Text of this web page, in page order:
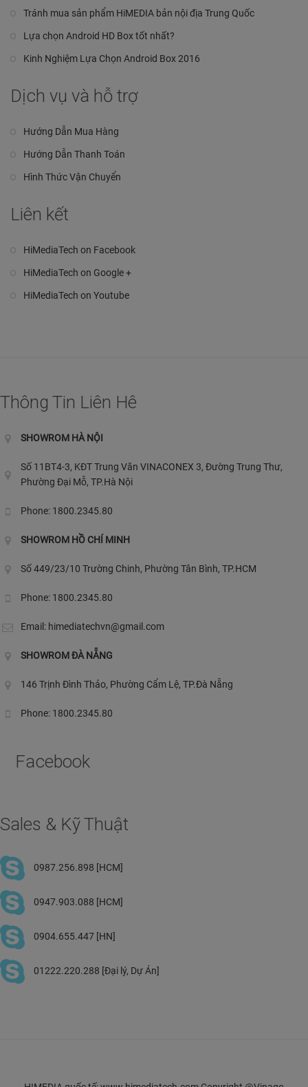
Tránh mua sản phẩm HiMEDIA bản nội địa Trung Quốc
Lựa chọn Android HD Box tốt nhất?
Kinh Nghiệm Lựa Chọn Android Box 2016
Dịch vụ và hỗ trợ
Hướng Dẫn Mua Hàng
Hướng Dẫn Thanh Toán
Hình Thức Vận Chuyển
Liên kết
HiMediaTech on Facebook
HiMediaTech on Google +
HiMediaTech on Youtube
Thông Tin Liên Hê
SHOWROM HÀ NỘI
Số 11BT4-3, KĐT Trung Văn VINACONEX 3, Đường Trung Thư,
Phường Đại Mỗ, TP.Hà Nội
Phone: 1800.2345.80
SHOWROM HỒ CHÍ MINH
Số 449/23/10 Trường Chinh, Phường Tân Bình, TP.HCM
Phone: 1800.2345.80
Email: himediatechvn@gmail.com
SHOWROM ĐÀ NẴNG
146 Trịnh Đình Thảo, Phường Cẩm Lệ, TP.Đà Nẵng
Phone: 1800.2345.80
Facebook
Sales & Kỹ Thuật
0987.256.898 [HCM]
0947.903.088 [HCM]
0904.655.447 [HN]
01222.220.288 [Đại lý, Dự Án]